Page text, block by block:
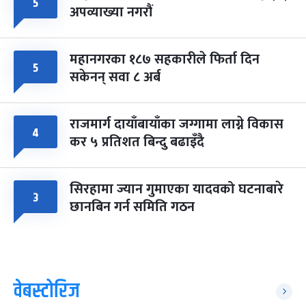
अपव्याख्या नगरौं
५ महानगरका १८७ सहकारीले फिर्ता दिन
सकेनन् सवा ८ अर्ब
४ राजमार्ग दायाँबायाँका जग्गामा लाग्ने विकास
कर ५ प्रतिशत बिन्दु बढाइँदै
३ सिरहामा ज्यान गुमाएका यादवको घटनाबारे
छानबिन गर्न समिति गठन
वेबस्टोरिज